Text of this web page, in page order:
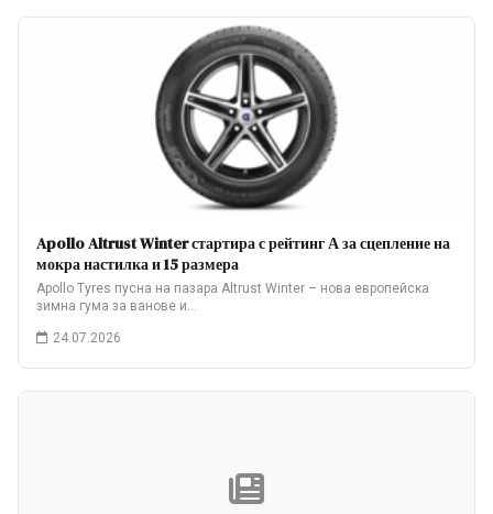
Apollo Altrust Winter стартира с рейтинг А за сцепление на
мокра настилка и 15 размера
Apollo Tyres пусна на пазара Altrust Winter – нова европейска
зимна гума за ванове и…
24.07.2026